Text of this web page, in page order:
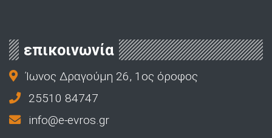
επικοινωνία
Ίωνος Δραγούμη 26, 1ος όροφος
25510 84747
info@e-evros.gr